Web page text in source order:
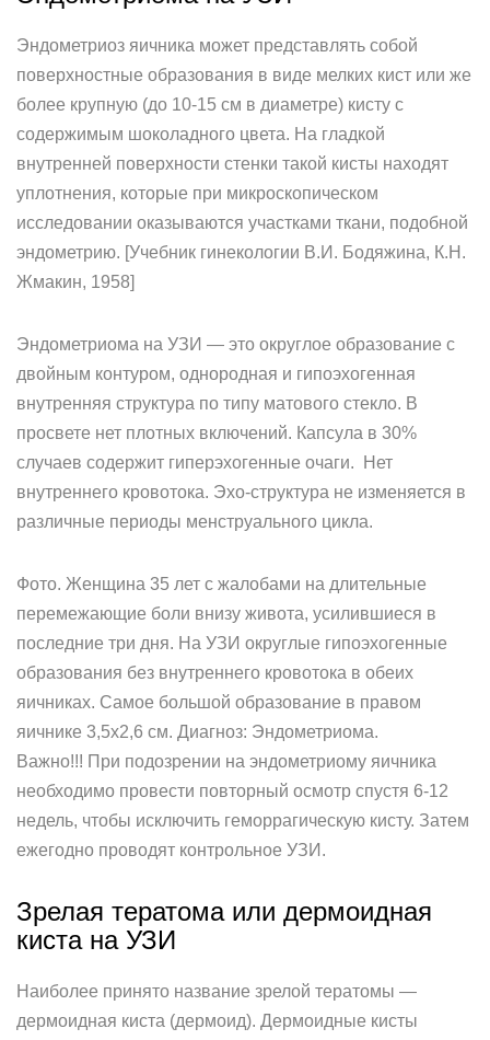
Эндометриоз яичника может представлять собой
поверхностные образования в виде мелких кист или же
более крупную (до 10-15 см в диаметре) кисту с
содержимым шоколадного цвета. На гладкой
внутренней поверхности стенки такой кисты находят
уплотнения, которые при микроскопическом
исследовании оказываются участками ткани, подобной
эндометрию. [Учебник гинекологии В.И. Бодяжина, К.Н.
Жмакин, 1958]
Эндометриома на УЗИ — это округлое образование с
двойным контуром, однородная и гипоэхогенная
внутренняя структура по типу матового стекло. В
просвете нет плотных включений. Капсула в 30%
случаев содержит гиперэхогенные очаги. Нет
внутреннего кровотока. Эхо-структура не изменяется в
различные периоды менструального цикла.
Фото. Женщина 35 лет с жалобами на длительные
перемежающие боли внизу живота, усилившиеся в
последние три дня. На УЗИ округлые гипоэхогенные
образования без внутреннего кровотока в обеих
яичниках. Самое большой образование в правом
яичнике 3,5х2,6 см. Диагноз: Эндометриома.
Важно!!! При подозрении на эндометриому яичника
необходимо провести повторный осмотр спустя 6-12
недель, чтобы исключить геморрагическую кисту. Затем
ежегодно проводят контрольное УЗИ.
Зрелая тератома или дермоидная
киста на УЗИ
Наиболее принято название зрелой тератомы —
дермоидная киста (дермоид). Дермоидные кисты